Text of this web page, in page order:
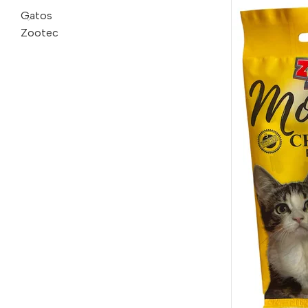
Gatos
Zootec